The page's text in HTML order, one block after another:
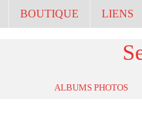
BOUTIQUE LIENS
ALBUMS PHOTOS